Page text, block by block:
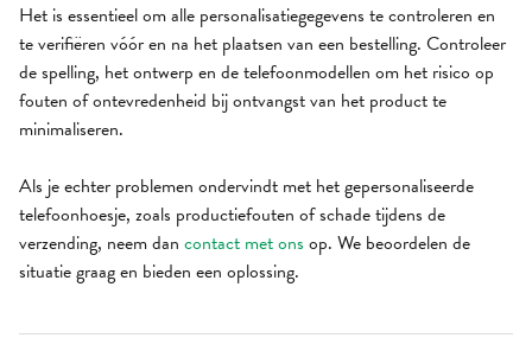
Het is essentieel om alle personalisatiegegevens te controleren en
te verifiëren vóór en na het plaatsen van een bestelling. Controleer
de spelling, het ontwerp en de telefoonmodellen om het risico op
fouten of ontevredenheid bij ontvangst van het product te
minimaliseren.
Als je echter problemen ondervindt met het gepersonaliseerde
telefoonhoesje, zoals productiefouten of schade tijdens de
verzending, neem dan contact met ons op. We beoordelen de
situatie graag en bieden een oplossing.